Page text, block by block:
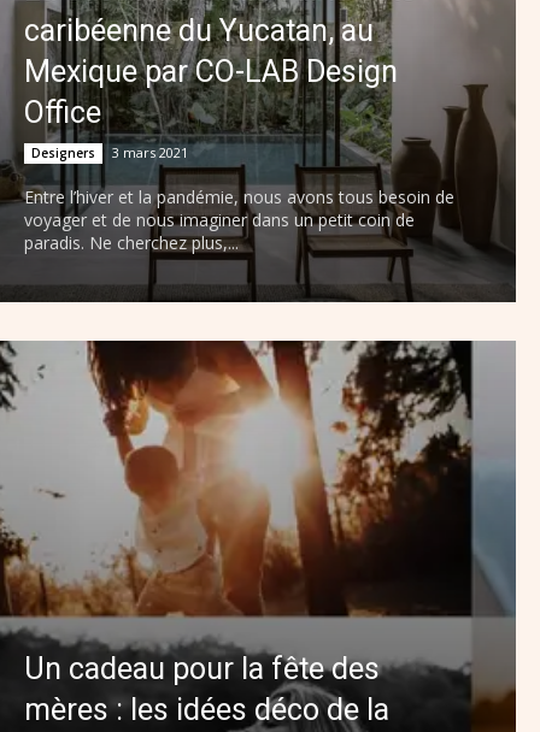
caribéenne du Yucatan, au
Mexique par CO-LAB Design
Office
Designers 3 mars 2021
Entre l’hiver et la pandémie, nous avons tous besoin de
voyager et de nous imaginer dans un petit coin de
paradis. Ne cherchez plus,...
Un cadeau pour la fête des
mères : les idées déco de la